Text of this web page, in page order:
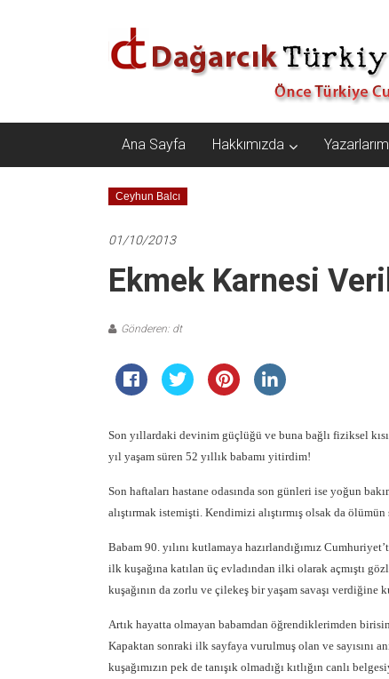
Dağarcık
Türkiye
Türkiye
Cumhuriyeti…
Ana Sayfa Hakkımızda
Ceyhun Balcı
01/10/2013
Ekmek Karnesi
Gönderen: dt
Son yıllardaki devinim güçlüğü ve buna bağlı fiziksel
yıl yaşam süren 52 yıllık babamı yitirdim!
Son haftaları hastane odasında son günleri ise yoğun
alıştırmak istemişti. Kendimizi alıştırmış olsak da
Babam 90. yılını kutlamaya hazırlandığımız
ilk kuşağına katılan üç evladından ilki olarak açmıştı
kuşağının da zorlu ve çilekeş bir yaşam savaşı verdiğine
Artık hayatta olmayan babamdan öğrendiklerimden
Kapaktan sonraki ilk sayfaya vurulmuş olan ve sayısını
kuşağımızın pek de tanışık olmadığı kıtlığın canlı